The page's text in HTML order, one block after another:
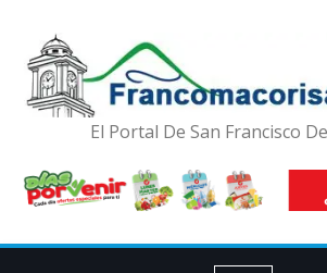
El Portal De San Francisco